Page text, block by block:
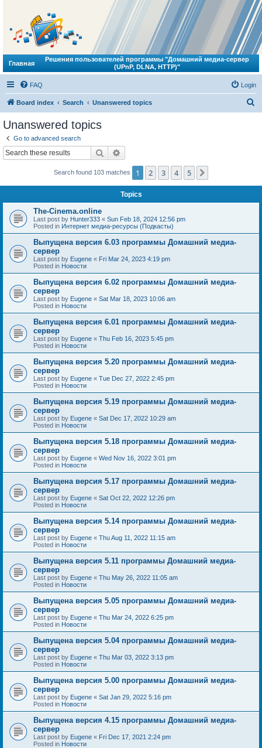
Главная
Решения пользователей программы "Домашний медиа-сервер
(UPnP, DLNA, HTTP)"
FAQ Login
Board index Search Unanswered topics
Unanswered topics
Go to advanced search
Search
Search found 103 matches 1 2 3 4 5
Topics
The-Cinema.online
Last post by Hunter333 « Sun Feb 18, 2024 12:56 pm
Posted in Интернет медиа-ресурсы (Подкасты)
Выпущена версия 6.03 программы Домашний медиа-
сервер
Last post by Eugene « Fri Mar 24, 2023 4:19 pm
Posted in Новости
Выпущена версия 6.02 программы Домашний медиа-
сервер
Last post by Eugene « Sat Mar 18, 2023 10:06 am
Posted in Новости
Выпущена версия 6.01 программы Домашний медиа-
сервер
Last post by Eugene « Thu Feb 16, 2023 5:45 pm
Posted in Новости
Выпущена версия 5.20 программы Домашний медиа-
сервер
Last post by Eugene « Tue Dec 27, 2022 2:45 pm
Posted in Новости
Выпущена версия 5.19 программы Домашний медиа-
сервер
Last post by Eugene « Sat Dec 17, 2022 10:29 am
Posted in Новости
Выпущена версия 5.18 программы Домашний медиа-
сервер
Last post by Eugene « Wed Nov 16, 2022 3:01 pm
Posted in Новости
Выпущена версия 5.17 программы Домашний медиа-
сервер
Last post by Eugene « Sat Oct 22, 2022 12:26 pm
Posted in Новости
Выпущена версия 5.14 программы Домашний медиа-
сервер
Last post by Eugene « Thu Aug 11, 2022 11:15 am
Posted in Новости
Выпущена версия 5.11 программы Домашний медиа-
сервер
Last post by Eugene « Thu May 26, 2022 11:05 am
Posted in Новости
Выпущена версия 5.05 программы Домашний медиа-
сервер
Last post by Eugene « Thu Mar 24, 2022 6:25 pm
Posted in Новости
Выпущена версия 5.04 программы Домашний медиа-
сервер
Last post by Eugene « Thu Mar 03, 2022 3:13 pm
Posted in Новости
Выпущена версия 5.00 программы Домашний медиа-
сервер
Last post by Eugene « Sat Jan 29, 2022 5:16 pm
Posted in Новости
Выпущена версия 4.15 программы Домашний медиа-
сервер
Last post by Eugene « Fri Dec 17, 2021 2:24 pm
Posted in Новости